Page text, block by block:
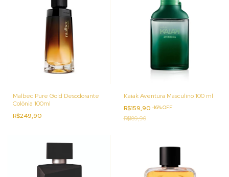
Malbec Pure Gold Desodorante
Colônia 100ml
R$249,90
Kaiak Aventura Masculino 100 ml
R$159,90 -16%OFF
R$189,90